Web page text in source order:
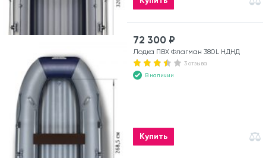
72 300 ₽
Лодка ПВХ Флагман 380L НДНД
3 отзыва
В наличии
Купить